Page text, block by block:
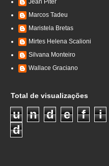
Jean Piter
Marcos Tadeu
Maristela Bretas
Mirtes Helena Scalioni
Silvana Monteiro
Wallace Graciano
Total de visualizações
u n d e f i
d